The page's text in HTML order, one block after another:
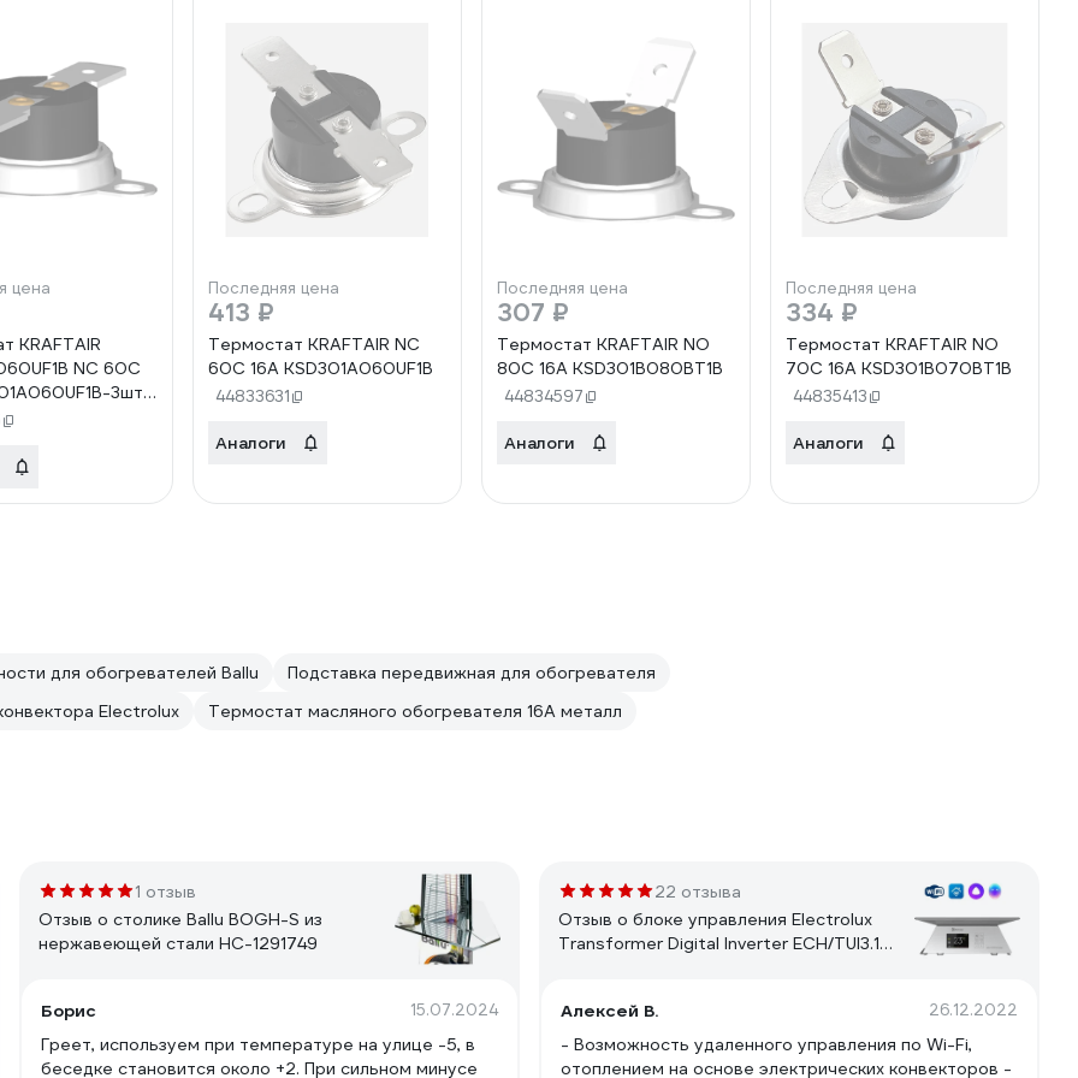
цена
KRAFTAIR
NC 60C
3шт
3шт
Последняя цена
413 ₽
Термостат KRAFTAIR NC
60C 16A KSD301A060UF1B
44833631
Аналоги
Последняя цена
307 ₽
Термостат KRAFTAIR NO
80С 16A KSD301B080BT1B
44834597
Аналоги
Последняя цена
334 ₽
Термостат KRAFTAIR NO
70C 16A KSD301B070BT1B
44835413
Аналоги
для обогревателей Ballu
Подставка передвижная для обогревателя
Electrolux Термостат масляного обогревателя 16A металл
1 отзыв
Отзыв о столике Ballu BOGH-S из
нержавеющей стали НС-1291749
Борис 15.07.2024
Греет, используем при температуре на улице -5, в
беседке становится около +2. При сильном минусе
22 отзыва
Отзыв о блоке управления Electrolux
Transformer Digital Inverter ECH/TUI3.1
Алексей В.
26.12.2022
- Возможность удаленного управления по Wi-Fi,
отоплением на основе электрических конвекторов -